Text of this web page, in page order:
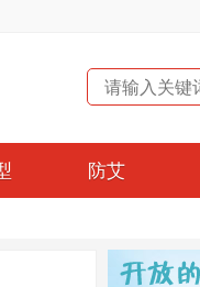
防艾